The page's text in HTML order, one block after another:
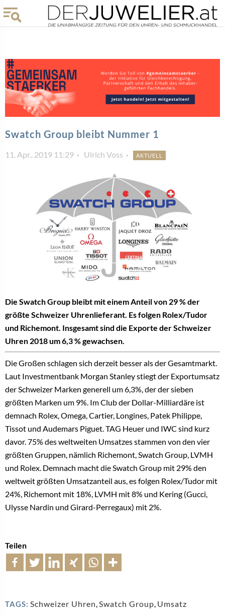
Swatch Group bleibt Nummer 1
11. Apr.. 2019 11:29 Ulrich Voss AKTUELL
Die Swatch Group bleibt mit einem Anteil von 29 % der
größte Schweizer Uhrenlieferant. Es folgen Rolex/Tudor
und Richemont. Insgesamt sind die Exporte der Schweizer
Uhren 2018 um 6,3 % gewachsen.
Die Großen schlagen sich derzeit besser als der Gesamtmarkt.
Laut Investmentbank Morgan Stanley stiegt der Exportumsatz
der Schweizer Marken generell um 6,3%, der der sieben
größten Marken um 9%. Im Club der Dollar-Milliardäre ist
demnach Rolex, Omega, Cartier, Longines, Patek Philippe,
Tissot und Audemars Piguet. TAG Heuer und IWC sind kurz
davor. 75% des weltweiten Umsatzes stammen von den vier
größten Gruppen, nämlich Richemont, Swatch Group, LVMH
und Rolex. Demnach macht die Swatch Group mit 29% den
weltweit größten Umsatzanteil aus, es folgen Rolex/Tudor mit
24%, Richemont mit 18%, LVMH mit 8% und Kering (Gucci,
Ulysse Nardin und Girard-Perregaux) mit 2%.
Teilen
TAGS: Schweizer Uhren,Swatch Group, Umsatz